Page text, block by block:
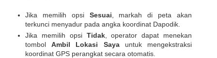
Jika memilih opsi Sesuai , markah di peta akan
terkunci menyadur pada angka koordinat Dapodik.
Jika memilih opsi Tidak, operator dapat menekan
tombolAmbil Lokasi Sayauntuk mengekstraksi
koordinat GPS perangkat secara otomatis.